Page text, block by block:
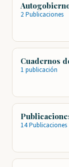
2 Publicaciones
Cuadernos
1 publicación
14 Publicaciones